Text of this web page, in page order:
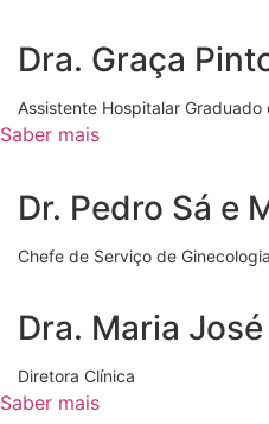
Dra. Graça
Assistente Hospitalar
Saber mais
Dr. Pedro Sá e
Chefe de Serviço de
Dra. Maria
Diretora Clínica
Saber mais